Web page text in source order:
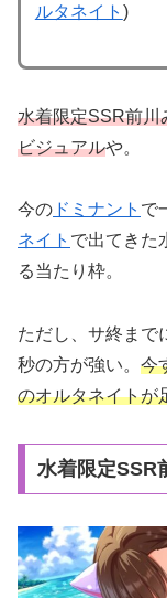
ルタネイト )
水着限定SSR前川
ビジュアルや。
今の ドミナント で
ネイト で出てきた
る当たり枠。
ただし、サ終まで
秒の方が強い。 今
のオルタネイトが
水着限定SSR